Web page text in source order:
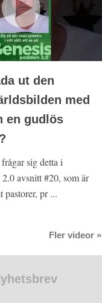
ut den
med
en gudlös
sig detta i
avsnitt #20, som är
pastorer, pr ...
Fler videor »